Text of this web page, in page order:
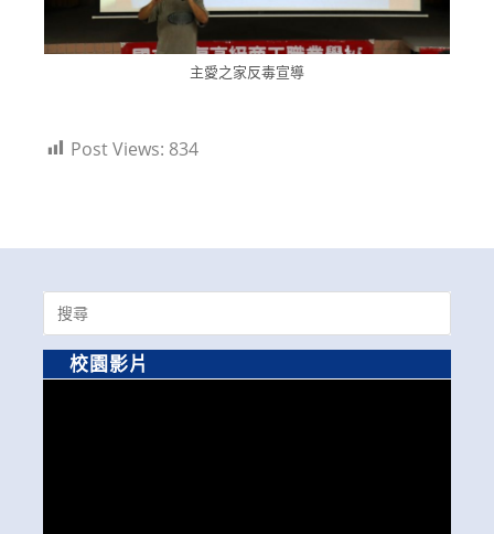
主愛之家反毒宣導
Post Views: 834
Search
for:
校園影片